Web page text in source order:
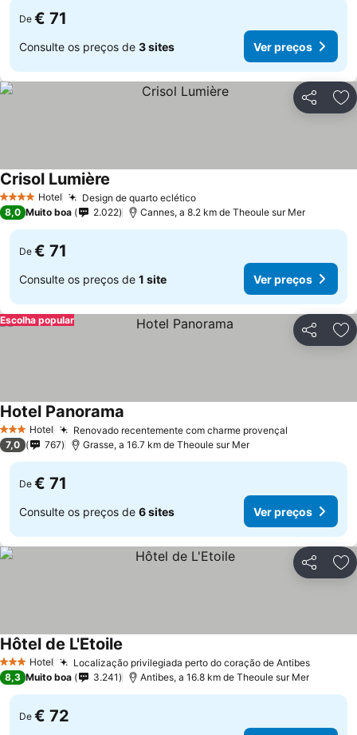
De € 71
Consulte os preços de 3 sites Ver preços
Partilhar
4 EstrelasHotel Design de quarto eclético
Crisol Lumière
8,0 Muito boa 2.022 Cannes, a 8.2 km de Theoule sur Mer
De € 71
Consulte os preços de 1 site Ver preços
Partilhar
Escolha popular
3 EstrelasHotel Renovado recentemente com charme provençal
Hotel Panorama
7,0 767 Grasse, a 16.7 km de Theoule sur Mer
De € 71
Consulte os preços de 6 sites Ver preços
Partilhar
3 EstrelasHotel Localização privilegiada perto do coração de Antibes
Hôtel de L'Etoile
8,3 Muito boa 3.241 Antibes, a 16.8 km de Theoule sur Mer
De € 72